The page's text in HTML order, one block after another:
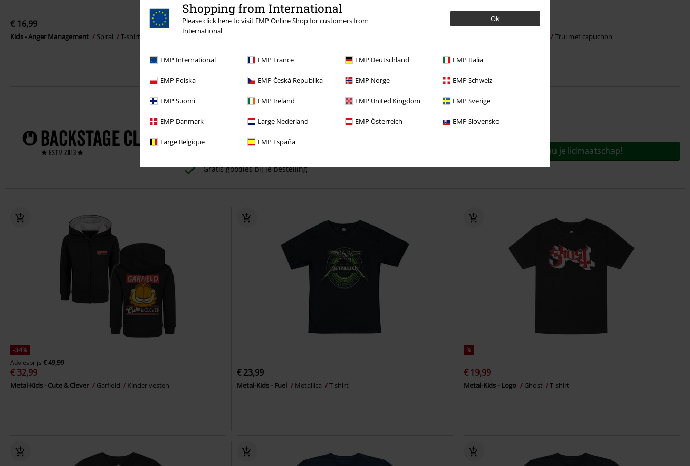
Shopping from International
Please click here to visit EMP Online Shop for customers from
International
Ok
EMP International EMP France EMP Deutschland EMP Italia
EMP Polska EMP Česká Republika EMP Norge EMP Schweiz
EMP Suomi EMP Ireland EMP United Kingdom EMP Sverige
EMP Danmark Large Nederland EMP Österreich EMP Slovensko
Large Belgique EMP España
€ 16,99
Kids - Anger Management Spiral T-shirt
€ 41,64 € 24,79
Trui met capuchon
Gratis goodies bij je bestelling
Bestel nu je lidmaatschap!
-34%
Adviesprijs € 49,99
€ 32,99
Metal-Kids - Cute & Clever Garfield Kinder vesten
€ 23,99
Metal-Kids - Fuel Metallica T-shirt
%
€ 19,99
Metal-Kids - Logo Ghost T-shirt